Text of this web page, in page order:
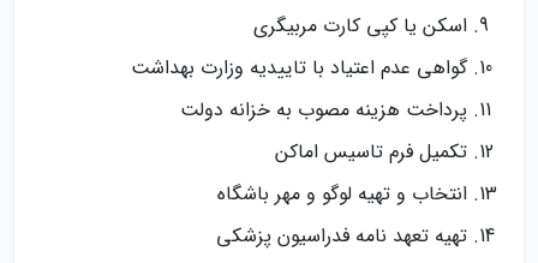
اسکن یا کپی کارت مربیگری
گواهی عدم اعتیاد با تاییدیه وزارت بهداشت
پرداخت هزینه مصوب به خزانه دولت
تکمیل فرم تاسیس اماکن
انتخاب و تهیه لوگو و مهر باشگاه
تهیه تعهد نامه فدراسیون پزشکی